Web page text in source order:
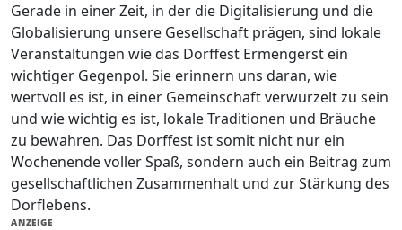
Gerade in einer Zeit, in der die Digitalisierung und die
Globalisierung unsere Gesellschaft prägen, sind lokale
Veranstaltungen wie das Dorffest Ermengerst ein
wichtiger Gegenpol. Sie erinnern uns daran, wie
wertvoll es ist, in einer Gemeinschaft verwurzelt zu sein
und wie wichtig es ist, lokale Traditionen und Bräuche
zu bewahren. Das Dorffest ist somit nicht nur ein
Wochenende voller Spaß, sondern auch ein Beitrag zum
gesellschaftlichen Zusammenhalt und zur Stärkung des
Dorflebens.
ANZEIGE